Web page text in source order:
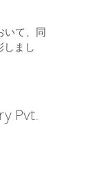
いて、同
しまし
Pvt.